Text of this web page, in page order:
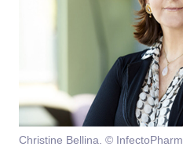
Newsletter
Themen
Christine Bellina. © InfectoPharm